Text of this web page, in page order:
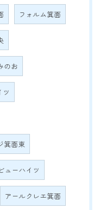
フォルム箕面
のお
ツ
箕面東
ューハイツ
アールクレエ箕面